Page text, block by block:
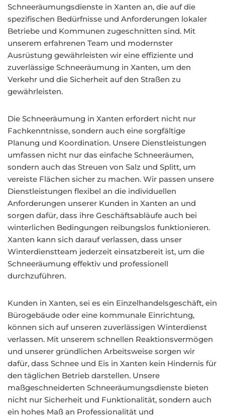
Schneeräumungsdienste in Xanten an, die auf die
spezifischen Bedürfnisse und Anforderungen lokaler
Betriebe und Kommunen zugeschnitten sind. Mit
unserem erfahrenen Team und modernster
Ausrüstung gewährleisten wir eine effiziente und
zuverlässige Schneeräumung in Xanten, um den
Verkehr und die Sicherheit auf den Straßen zu
gewährleisten.
Die Schneeräumung in Xanten erfordert nicht nur
Fachkenntnisse, sondern auch eine sorgfältige
Planung und Koordination. Unsere Dienstleistungen
umfassen nicht nur das einfache Schneeräumen,
sondern auch das Streuen von Salz und Splitt, um
vereiste Flächen sicher zu machen. Wir passen unsere
Dienstleistungen flexibel an die individuellen
Anforderungen unserer Kunden in Xanten an und
sorgen dafür, dass ihre Geschäftsabläufe auch bei
winterlichen Bedingungen reibungslos funktionieren.
Xanten kann sich darauf verlassen, dass unser
Winterdienstteam jederzeit einsatzbereit ist, um die
Schneeräumung effektiv und professionell
durchzuführen.
Kunden in Xanten, sei es ein Einzelhandelsgeschäft, ein
Bürogebäude oder eine kommunale Einrichtung,
können sich auf unseren zuverlässigen Winterdienst
verlassen. Mit unserem schnellen Reaktionsvermögen
und unserer gründlichen Arbeitsweise sorgen wir
dafür, dass Schnee und Eis in Xanten kein Hindernis für
den täglichen Betrieb darstellen. Unsere
maßgeschneiderten Schneeräumungsdienste bieten
nicht nur Sicherheit und Funktionalität, sondern auch
ein hohes Maß an Professionalität und